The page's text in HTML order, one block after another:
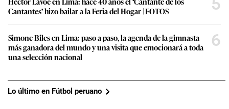
Cantantes’ hizo bailar a la Feria del Hogar | FOTOS
5
Simone Biles en Lima: paso a paso, la agenda de la gimnasta
más ganadora del mundo y una visita que emocionará a toda
una selección nacional
6
Lo último en Fútbol peruano